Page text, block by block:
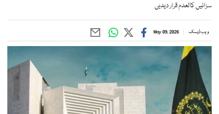
سزائیں کالعدم قرار دیدیں
ویب ڈیسک May 09, 2026